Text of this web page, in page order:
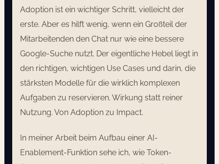
Adoption ist ein wichtiger Schritt, vielleicht der
erste. Aber es hilft wenig, wenn ein Großteil der
Mitarbeitenden den Chat nur wie eine bessere
Google-Suche nutzt. Der eigentliche Hebel liegt in
den richtigen, wichtigen Use Cases und darin, die
stärksten Modelle für die wirklich komplexen
Aufgaben zu reservieren. Wirkung statt reiner
Nutzung. Von Adoption zu Impact.
In meiner Arbeit beim Aufbau einer AI-
Enablement-Funktion sehe ich, wie Token-